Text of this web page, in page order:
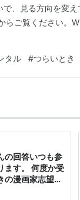
で、見る方向を変え
らご覧ください。
タル #つらいとき
の回答いつも参
ます。 何度か受
の漫画家志望で